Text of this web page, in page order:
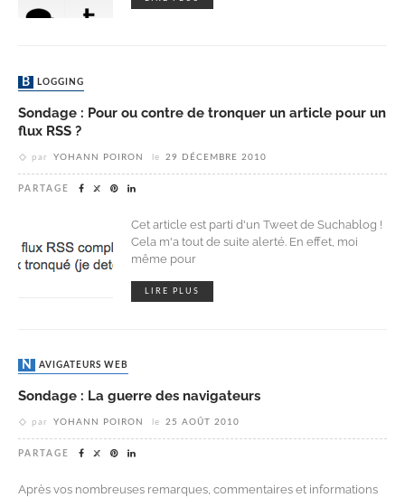
BLOGGING
Sondage : Pour ou contre de tronquer un article pour un
flux RSS ?
par YOHANN POIRON le 29 DÉCEMBRE 2010
PARTAGE
Cet article est parti d'un Tweet de Suchablog !
Cela m'a tout de suite alerté. En effet, moi
même pour
LIRE PLUS
NAVIGATEURS WEB
Sondage : La guerre des navigateurs
par YOHANN POIRON le 25 AOÛT 2010
PARTAGE
Après vos nombreuses remarques, commentaires et informations